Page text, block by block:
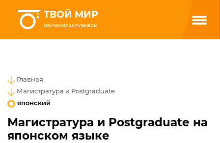
ТВОЙ МИР
ОБУЧЕНИЕ ЗА РУБЕЖОМ
Главная
Магистратура и Postgraduate
японский
Магистратура и Postgraduate на
японском языке